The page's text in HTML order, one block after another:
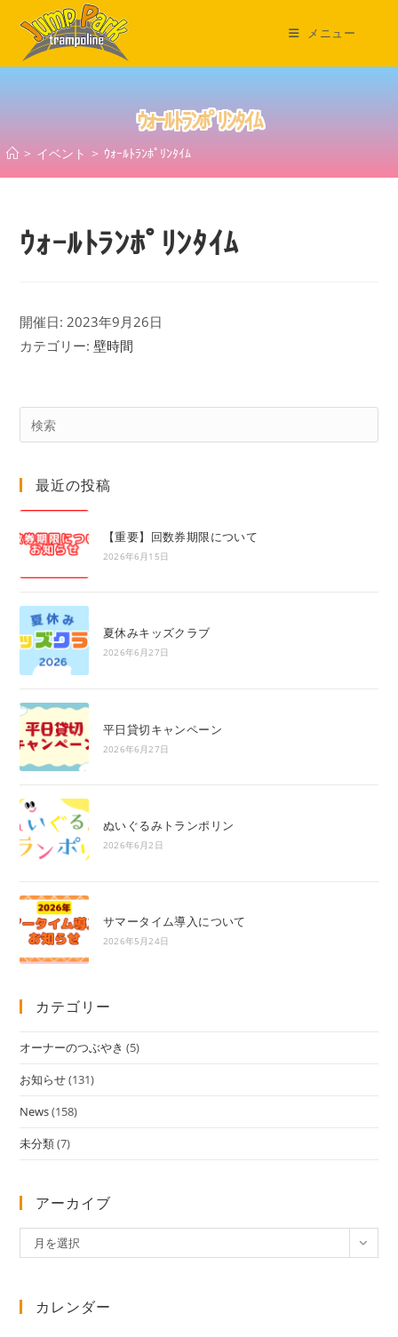
ス
メニュー
ｳｫｰﾙﾄﾗﾝﾎﾟﾘﾝﾀｲﾑ
> イベント > ｳｫｰﾙﾄﾗﾝﾎﾟﾘﾝﾀｲﾑ
ｳｫｰﾙﾄﾗﾝﾎﾟﾘﾝﾀｲﾑ
開催日: 2023年9月26日
カテゴリー:壁時間
最近の投稿
【重要】回数券期限について
2026年6月15日
夏休みキッズクラブ
2026年6月27日
平日貸切キャンペーン
2026年6月27日
ぬいぐるみトランポリン
2026年6月2日
サマータイム導入について
2026年5月24日
カテゴリー
オーナーのつぶやき (5)
お知らせ(131)
News(158)
未分類(7)
アーカイブ
ー
イ
月を選択
カレンダー